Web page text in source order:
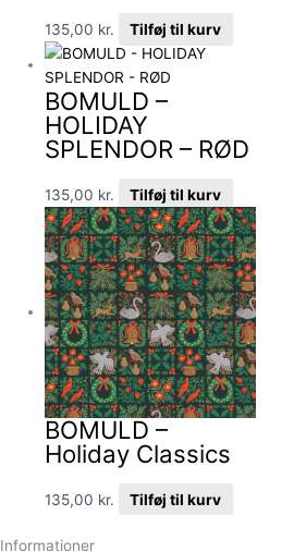
135,00 kr. Tilføj til kurv
BOMULD –
HOLIDAY
SPLENDOR – RØD
135,00 kr. Tilføj til kurv
BOMULD –
Holiday Classics
135,00 kr. Tilføj til kurv
Informationer